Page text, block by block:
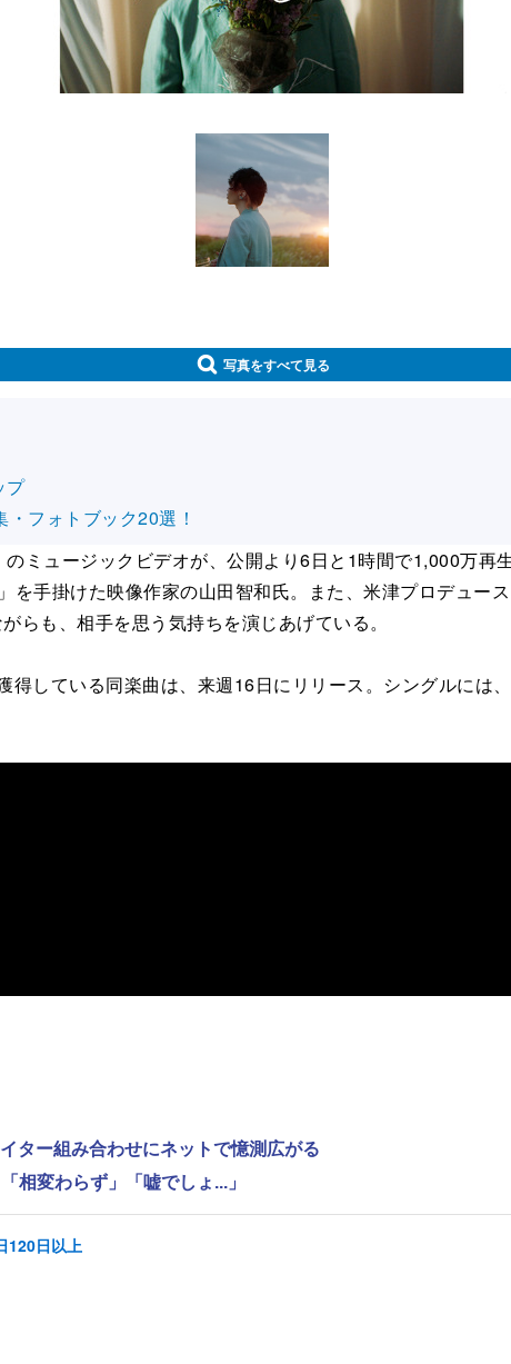
写真をすべて見る
プ
フォトブック20選！
ミュージックビデオが、公開より6日と1時間で1,000万再
手掛けた映像作家の山田智和氏。また、米津プロデュー
らも、相手を思う気持ちを演じあげている。
している同楽曲は、来週16日にリリース。シングルには
ター組み合わせにネットで憶測広がる
相変わらず」「嘘でしょ...」
120日以上